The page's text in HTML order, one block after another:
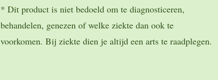
* Dit product is niet bedoeld om te diagnosticeren,
behandelen, genezen of welke ziekte dan ook te
voorkomen. Bij ziekte dien je altijd een arts te raadplegen.